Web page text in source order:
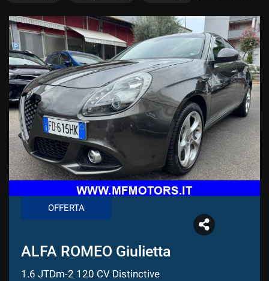
DICONO DI NOI
ACQUISTIAMO USATO
ASSISTENZA
CONTATTI
CONTATTI
OFFERTA
ALFA ROMEO Giulietta
1.6 JTDm-2 120 CV Distinctive